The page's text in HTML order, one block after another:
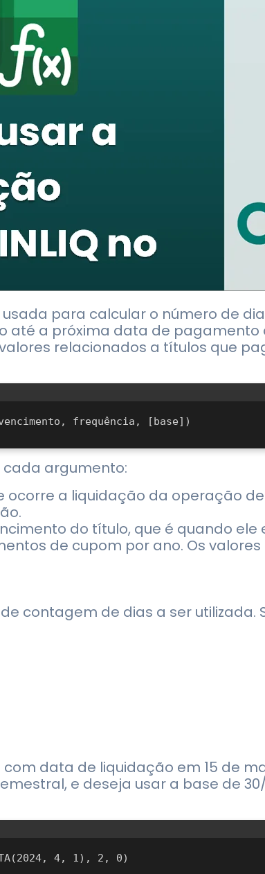
é usada para calcular o número de
até a próxima data de pagamento
relacionados a títulos que
argumento:
ocorre a liquidação da operação
do título, que é quando ele
de cupom por ano. Os valores
contagem de dias a ser utilizada.
data de liquidação em 15 de
e deseja usar a base de